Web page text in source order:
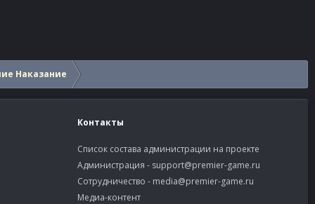
Наказание
Контакты
Список состава администрации на проекте
Администрация - support@premier-game.ru
Сотрудничество - media@premier-game.ru
Медиа-контент